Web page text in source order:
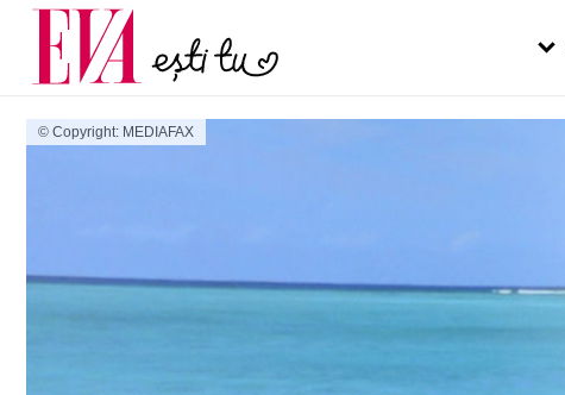
© Copyright: MEDIAFAX
Carieră
Actualitate
pe măsură ce înaintezi